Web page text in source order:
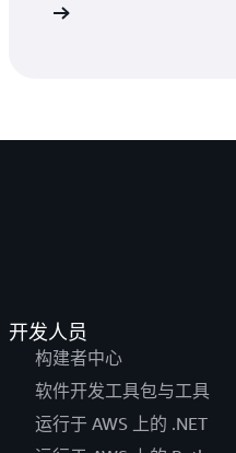
开发人员
构建者中心
软件开发工具包与工具
运行于 AWS 上的 .NET